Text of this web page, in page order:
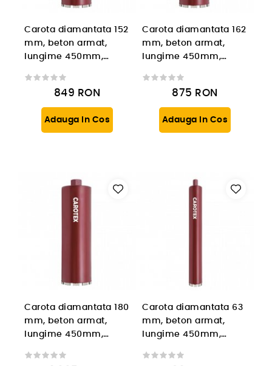
Carota diamantata 152
mm, beton armat,
lungime 450mm,
849 RON
Adauga In Cos
Carota diamantata 162
mm, beton armat,
lungime 450mm,
875 RON
Adauga In Cos
Carota diamantata 180
mm, beton armat,
lungime 450mm,
Carota diamantata 63
mm, beton armat,
lungime 450mm,